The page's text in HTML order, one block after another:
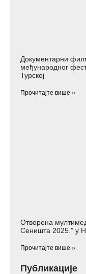
Документарни
међународног
Турској
Прочитајте више »
Отворена
Сеништа 2025.” у
Прочитајте више »
Публикације